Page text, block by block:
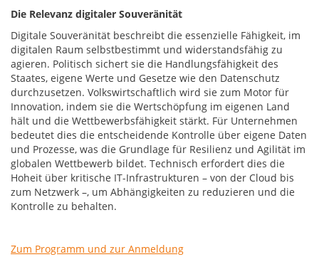
Die Relevanz digitaler Souveränität
Digitale Souveränität beschreibt die essenzielle Fähigkeit, im
digitalen Raum selbstbestimmt und widerstandsfähig zu
agieren. Politisch sichert sie die Handlungsfähigkeit des
Staates, eigene Werte und Gesetze wie den Datenschutz
durchzusetzen. Volkswirtschaftlich wird sie zum Motor für
Innovation, indem sie die Wertschöpfung im eigenen Land
hält und die Wettbewerbsfähigkeit stärkt. Für Unternehmen
bedeutet dies die entscheidende Kontrolle über eigene Daten
und Prozesse, was die Grundlage für Resilienz und Agilität im
globalen Wettbewerb bildet. Technisch erfordert dies die
Hoheit über kritische IT-Infrastrukturen – von der Cloud bis
zum Netzwerk –, um Abhängigkeiten zu reduzieren und die
Kontrolle zu behalten.
Zum Programm und zur Anmeldung